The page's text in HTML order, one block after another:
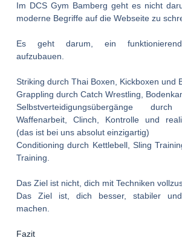
Im DCS Gym Bamberg geht es nicht
moderne Begriffe auf die Webseite zu
Es geht darum, ein
aufzubauen.
Striking durch Thai Boxen, Kickboxen und
Grappling durch Catch Wrestling,
Selbstverteidigungsübergänge
Waffenarbeit, Clinch, Kontrolle und
(das ist bei uns absolut einzigartig)
Conditioning durch Kettlebell, Sling
Training.
Das Ziel ist nicht, dich mit Techniken
Das Ziel ist, dich besser, stabiler
machen.
Fazit